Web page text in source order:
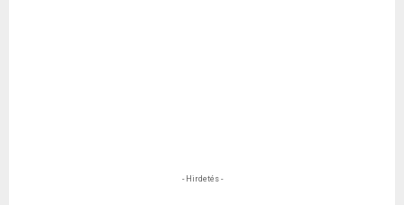
- Hirdetés -